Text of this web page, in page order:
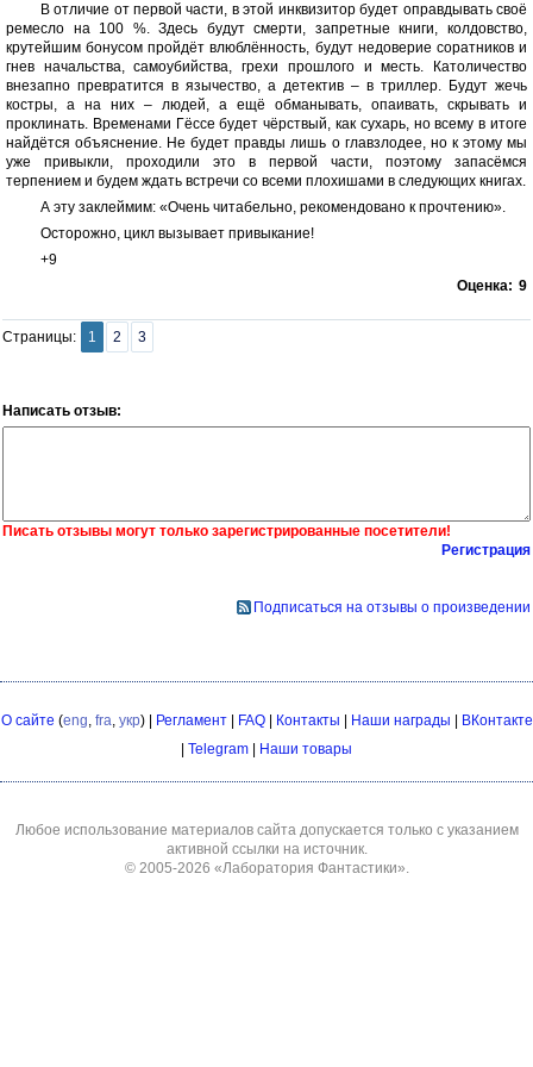
В отличие от первой части, в этой инквизитор будет оправдывать своё
ремесло на 100 %. Здесь будут смерти, запретные книги, колдовство,
крутейшим бонусом пройдёт влюблённость, будут недоверие соратников и
гнев начальства, самоубийства, грехи прошлого и месть. Католичество
внезапно превратится в язычество, а детектив – в триллер. Будут жечь
костры, а на них – людей, а ещё обманывать, опаивать, скрывать и
проклинать. Временами Гёссе будет чёрствый, как сухарь, но всему в итоге
найдётся объяснение. Не будет правды лишь о главзлодее, но к этому мы
уже привыкли, проходили это в первой части, поэтому запасёмся
терпением и будем ждать встречи со всеми плохишами в следующих книгах.
А эту заклеймим: «Очень читабельно, рекомендовано к прочтению».
Осторожно, цикл вызывает привыкание!
+9
Оценка: 9
Страницы: 1 2 3
Написать отзыв:
Писать отзывы могут только зарегистрированные посетители!
Регистрация
Подписаться на отзывы о произведении
О сайте (eng, fra, укр) | Регламент| FAQ| Контакты Наши награды
ВКонтакте
Telegram Наши товары
Любое использование материалов сайта допускается только с указанием
активной ссылки на источник.
© 2005-2026 «Лаборатория Фантастики».